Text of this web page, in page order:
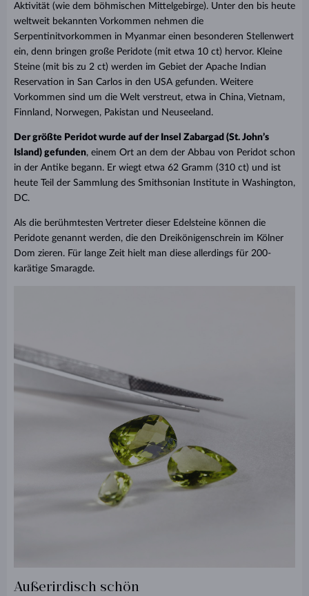
Aktivität (wie dem böhmischen Mittelgebirge). Unter den bis heute
weltweit bekannten Vorkommen nehmen die
Serpentinitvorkommen in Myanmar einen besonderen Stellenwert
ein, denn bringen große Peridote (mit etwa 10 ct) hervor. Kleine
Steine (mit bis zu 2 ct) werden im Gebiet der Apache Indian
Reservation in San Carlos in den USA gefunden. Weitere
Vorkommen sind um die Welt verstreut, etwa in China, Vietnam,
Finnland, Norwegen, Pakistan und Neuseeland.
Der größte Peridot wurde auf der Insel Zabargad (St. John’s
Island) gefunden, einem Ort an dem der Abbau von Peridot schon
in der Antike begann. Er wiegt etwa 62 Gramm (310 ct) und ist
heute Teil der Sammlung des Smithsonian Institute in Washington,
DC.
Als die berühmtesten Vertreter dieser Edelsteine können die
Peridote genannt werden, die den Dreikönigenschrein im Kölner
Dom zieren. Für lange Zeit hielt man diese allerdings für 200-
karätige Smaragde.
Außerirdisch schön